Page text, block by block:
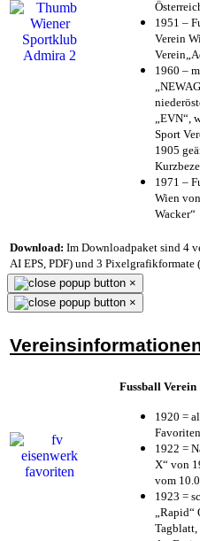
1951 –
Verein
1960 –
„EVN“,
Sport
1905
1971 –
Wien
Wacker“
Download: Im Downloadpaket sind 4
AI EPS, PDF) und 3 Pixelgrafikformate
×
×
Fussball
1920 =
1922 =
X“ von
vom
1923 =